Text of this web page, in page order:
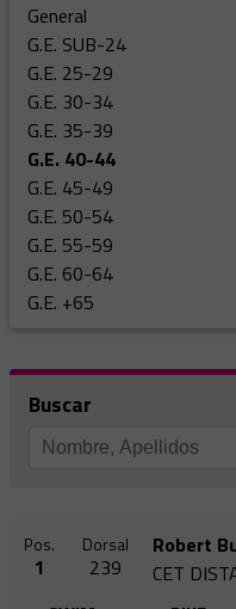
General
G.E. SUB-24
G.E. 25-29
G.E. 30-34
G.E. 35-39
G.E. 40-44
G.E. 45-49
G.E. 50-54
G.E. 55-59
G.E. 60-64
G.E. +65
Buscar
Pos.
1
Dorsal
239
Robert
CET